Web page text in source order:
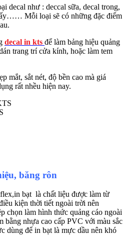
decal như : deccal sữa, decal trong,
Mỗi loại sẽ có những đặc điểm
decal in kts để làm bảng hiệu quảng
trang trí cửa kính, hoặc làm tem
mắt, sắt nét, độ bền cao mà giá
rất nhều hiện nay.
băng rôn
bạt là chất liệu được làm từ
kiện thời tiết ngoài trời nên
chọn làm hình thức quảng cáo ngoài
nhựa cao cấp PVC với màu sắc
dùng để in bạt là mực dầu nên khó